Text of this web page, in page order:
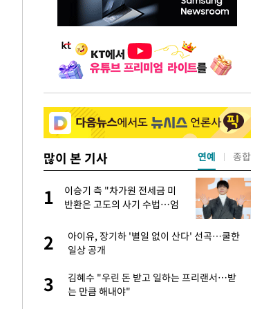
많이 본 기사
꼴 만
1
이승기 측 "차가원 전세금 미
반환은 고도의 사기 수법…엄
2
아이유, 장기하 '별일 없이 산다' 선곡…쿨한
일상 공개
3
김혜수 "우린 돈 받고 일하는 프리랜서…받
는 만큼 해내야"
연예 종합